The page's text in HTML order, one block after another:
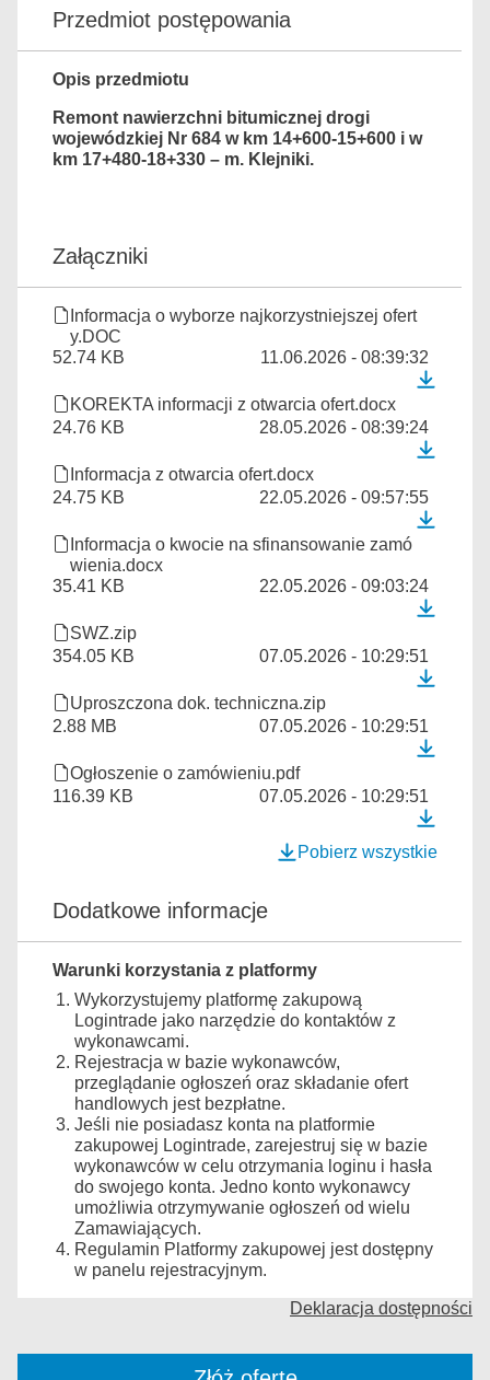
Przedmiot postępowania
Opis przedmiotu
Remont nawierzchni bitumicznej drogi
wojewódzkiej Nr 684 w km 14+600-15+600 i w
km 17+480-18+330 – m. Klejniki.
Załączniki
Informacja o wyborze najkorzystniejszej ofert
y.DOC
52.74 KB
11.06.2026 - 08:39:32
KOREKTA informacji z otwarcia ofert.docx
24.76 KB
28.05.2026 - 08:39:24
Informacja z otwarcia ofert.docx
24.75 KB
22.05.2026 - 09:57:55
Informacja o kwocie na sfinansowanie zamó
wienia.docx
35.41 KB
22.05.2026 - 09:03:24
SWZ.zip
354.05 KB
07.05.2026 - 10:29:51
Uproszczona dok. techniczna.zip
2.88 MB
07.05.2026 - 10:29:51
Ogłoszenie o zamówieniu.pdf
116.39 KB
07.05.2026 - 10:29:51
Pobierz wszystkie
Dodatkowe informacje
Warunki korzystania z platformy
Wykorzystujemy platformę zakupową
Logintrade jako narzędzie do kontaktów z
wykonawcami.
Rejestracja w bazie wykonawców,
przeglądanie ogłoszeń oraz składanie ofert
handlowych jest bezpłatne.
Jeśli nie posiadasz konta na platformie
zakupowej Logintrade, zarejestruj się w bazie
wykonawców w celu otrzymania loginu i hasła
do swojego konta. Jedno konto wykonawcy
umożliwia otrzymywanie ogłoszeń od wielu
Zamawiających.
Regulamin Platformy zakupowej jest dostępny
w panelu rejestracyjnym.
Deklaracja dostępności